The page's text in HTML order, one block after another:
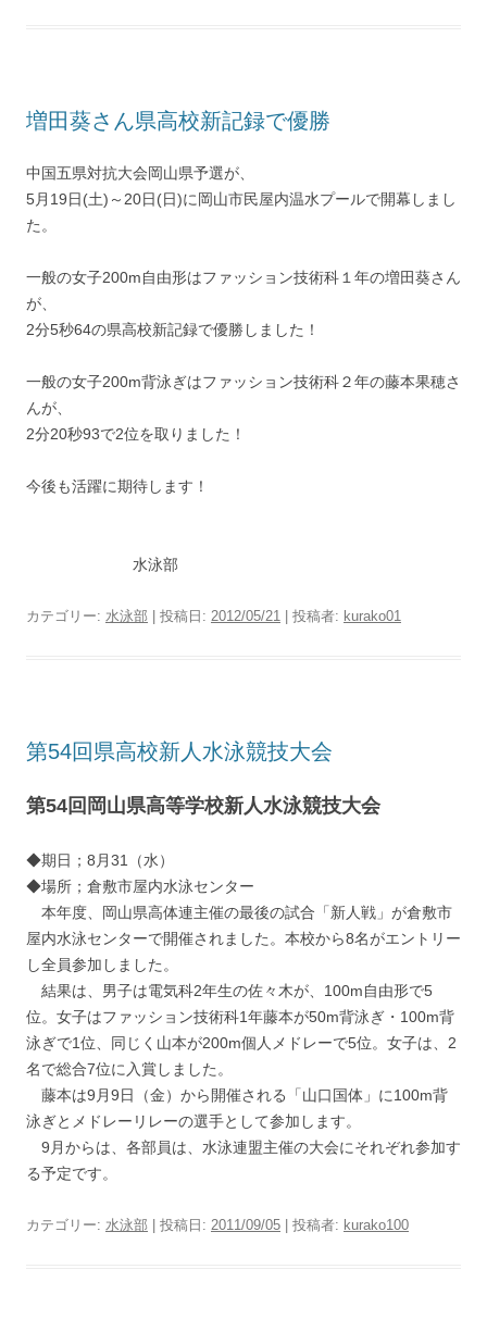
増田葵さん県高校新記録で優勝
中国五県対抗大会岡山県予選が、
5月19日(土)～20日(日)に岡山市民屋内温水プールで開幕しまし
た。
一般の女子200m自由形はファッション技術科１年の増田葵さん
が、
2分5秒64の県高校新記録で優勝しました！
一般の女子200m背泳ぎはファッション技術科２年の藤本果穂さ
んが、
2分20秒93で2位を取りました！
今後も活躍に期待します！
水泳部
カテゴリー: 水泳部 | 投稿日: 2012/05/21 | 投稿者: kurako01
第54回県高校新人水泳競技大会
第54回岡山県高等学校新人水泳競技大会
◆期日；8月31（水）
◆場所；倉敷市屋内水泳センター
本年度、岡山県高体連主催の最後の試合「新人戦」が倉敷市
屋内水泳センターで開催されました。本校から8名がエントリー
し全員参加しました。
結果は、男子は電気科2年生の佐々木が、100m自由形で5
位。女子はファッション技術科1年藤本が50m背泳ぎ・100m背
泳ぎで1位、同じく山本が200m個人メドレーで5位。女子は、2
名で総合7位に入賞しました。
藤本は9月9日（金）から開催される「山口国体」に100m背
泳ぎとメドレーリレーの選手として参加します。
9月からは、各部員は、水泳連盟主催の大会にそれぞれ参加す
る予定です。
カテゴリー: 水泳部 | 投稿日: 2011/09/05 | 投稿者: kurako100